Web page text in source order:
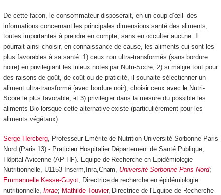
De cette façon, le consommateur disposerait, en un coup d’œil, des
informations concernant les principales dimensions santé des aliments,
toutes importantes à prendre en compte, sans en occulter aucune. Il
pourrait ainsi choisir, en connaissance de cause, les aliments qui sont les
plus favorables à sa santé: 1) ceux non ultra-transformés (sans bordure
noire) en privilégiant les mieux notés par Nutri-Score, 2) si malgré tout pour
des raisons de goût, de coût ou de praticité, il souhaite sélectionner un
aliment ultra-transformé (avec bordure noir), choisir ceux avec le Nutri-
Score le plus favorable, et 3) privilégier dans la mesure du possible les
aliments Bio lorsque cette alternative existe (particulièrement pour les
aliments végétaux).
Serge Hercberg, Professeur Emérite de Nutrition Université Sorbonne Paris
Nord (Paris 13) - Praticien Hospitalier Département de Santé Publique,
Hôpital Avicenne (AP-HP), Equipe de Recherche en Epidémiologie
Nutritionnelle, U1153 Inserm,Inra,Cnam, Université Sorbonne Paris Nord;
Emmanuelle Kesse-Guyot, Directrice de recherche en épidémiologie
nutritionnelle, Inrae; Mathilde Touvier, Directrice de l'Equipe de Recherche